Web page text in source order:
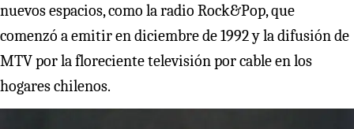
nuevos espacios, como la radio Rock&Pop, que
comenzó a emitir en diciembre de 1992 y la difusión de
MTV por la floreciente televisión por cable en los
hogares chilenos.